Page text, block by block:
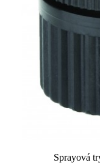
Sprayová